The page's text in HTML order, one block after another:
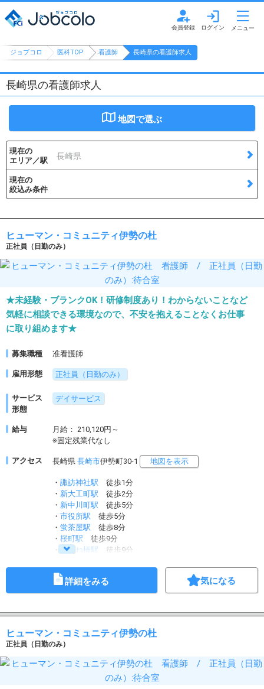
ジョブコロ 医科TOP 看護師 長崎県の看護師求人
長崎県の看護師求人
地図で選ぶ
現在の
エリア／駅
長崎県
現在の
絞込み条件
ヒューマン・コミュニティ伊勢の杜
正社員（日勤のみ）
★未経験・ブランクOK！研修制度あり！わからないことなど
気軽に相談できる環境なので、不安を抱えることなくお仕事
に取り組めます★
募集職種 准看護師
雇用形態 正社員（日勤のみ）
サービス
形態
デイサービス
給与
月給： 210,120円～
※固定残業代なし
アクセス 長崎県 長崎市伊勢町30-1 地図を表示
・ 諏訪神社駅 徒歩1分
・ 新大工町駅 徒歩2分
・ 新中川町駅 徒歩5分
・ 市役所駅 徒歩5分
・ 蛍茶屋駅 徒歩8分
・ 桜町駅 徒歩9分
・
めがね橋駅 徒歩9分
詳細をみる 気になる
ヒューマン・コミュニティ伊勢の杜
正社員（日勤のみ）